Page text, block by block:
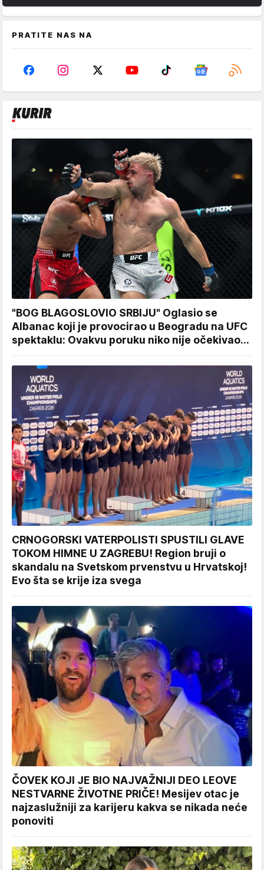
PRATITE NAS NA
"BOG BLAGOSLOVIO SRBIJU" Oglasio se
Albanac koji je provocirao u Beogradu na UFC
spektaklu: Ovakvu poruku niko nije očekivao...
CRNOGORSKI VATERPOLISTI SPUSTILI GLAVE
TOKOM HIMNE U ZAGREBU! Region bruji o
skandalu na Svetskom prvenstvu u Hrvatskoj!
Evo šta se krije iza svega
ČOVEK KOJI JE BIO NAJVAŽNIJI DEO LEOVE
NESTVARNE ŽIVOTNE PRIČE! Mesijev otac je
najzaslužniji za karijeru kakva se nikada neće
ponoviti